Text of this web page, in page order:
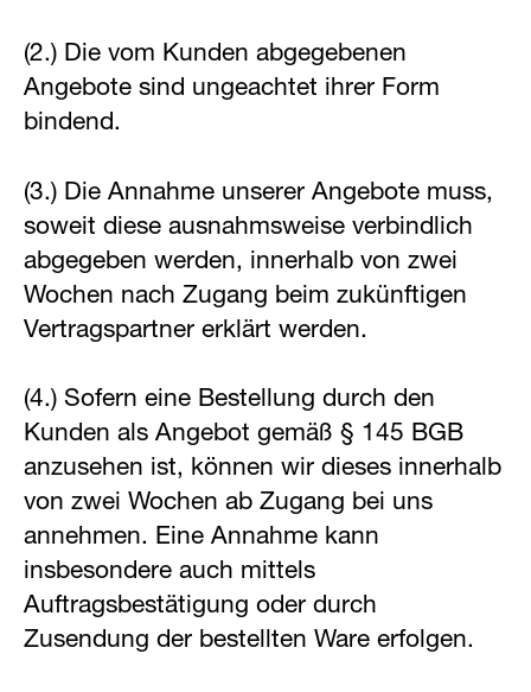
(2.) Die vom Kunden abgegebenen
Angebote sind ungeachtet ihrer Form
bindend.
(3.) Die Annahme unserer Angebote muss,
soweit diese ausnahmsweise verbindlich
abgegeben werden, innerhalb von zwei
Wochen nach Zugang beim zukünftigen
Vertragspartner erklärt werden.
(4.) Sofern eine Bestellung durch den
Kunden als Angebot gemäß § 145 BGB
anzusehen ist, können wir dieses innerhalb
von zwei Wochen ab Zugang bei uns
annehmen. Eine Annahme kann
insbesondere auch mittels
Auftragsbestätigung oder durch
Zusendung der bestellten Ware erfolgen.